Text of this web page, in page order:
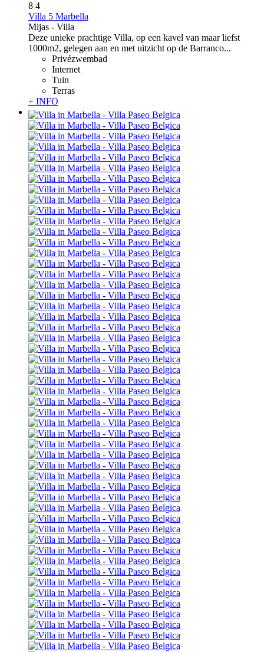
8 4
Villa 5 Marbella
Mijas - Villa
Deze unieke prachtige Villa, op een kavel van maar liefst
1000m2, gelegen aan en met uitzicht op de Barranco...
Privézwembad
Internet
Tuin
Terras
+ INFO